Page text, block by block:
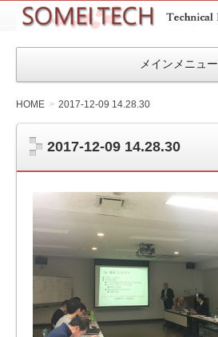
SOMEITEC
メインメニュー
HOME 2017-12-09 14.28.30
2017-12-09 14.28.30